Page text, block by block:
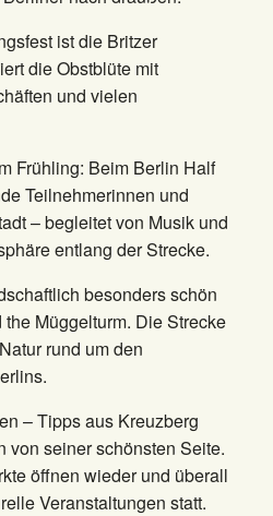
ist die Britzer
die Obstblüte mit
und vielen
Frühling: Beim Berlin Half
Teilnehmerinnen und
– begleitet von Musik und
entlang der Strecke.
besonders schön
Müggelturm. Die Strecke
rund um den
– Tipps aus Kreuzberg
von seiner schönsten Seite.
öffnen wieder und überall
Veranstaltungen statt.